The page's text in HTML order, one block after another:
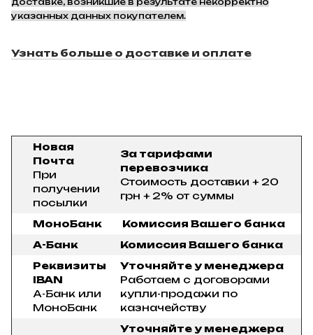
указанных данных покупателем.
Узнать больше о доставке и оплате
Новая
Почта
При
получении
посылки
За тарифами
перевозчика
Стоимость доставки + 20
грн + 2% от суммы
МоноБанк
Комиссия Вашего банка
А-Банк
Комиссия Вашего банка
Реквизиты
IBAN
А-Банк или
МоноБанк
Уточняйте у менеджера
Работаем с договорами
купли-продажи по
казначейству
Уточняйте у менеджера